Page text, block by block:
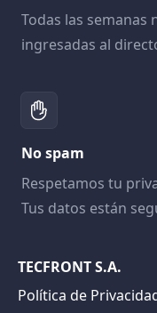
Todas las semanas
ingresadas al
No spam
Respetamos tu
Tus datos están
TECFRONT S.A.
Política de